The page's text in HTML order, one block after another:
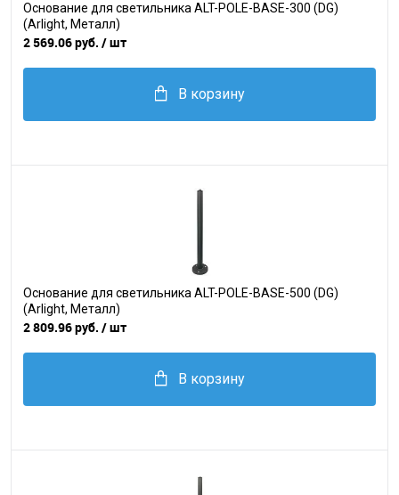
Основание для светильника ALT-POLE-BASE-300 (DG)
(Arlight, Металл)
2 569.06 руб. / шт
В корзину
Основание для светильника ALT-POLE-BASE-500 (DG)
(Arlight, Металл)
2 809.96 руб. / шт
В корзину